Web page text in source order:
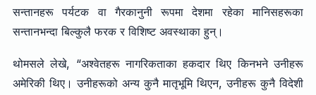
सन्तानहरू पर्यटक वा गैरकानुनी रूपमा देशमा रहेका मानिसहरूका
सन्तानभन्दा बिल्कुलै फरक र विशिष्ट अवस्थाका हुन्।
थोमसले लेखे, “अश्वेतहरू नागरिकताका हकदार थिए किनभने उनीहरू
अमेरिकी थिए। उनीहरूको अन्य कुनै मातृभूमि थिएन, उनीहरू कुनै विदेशी